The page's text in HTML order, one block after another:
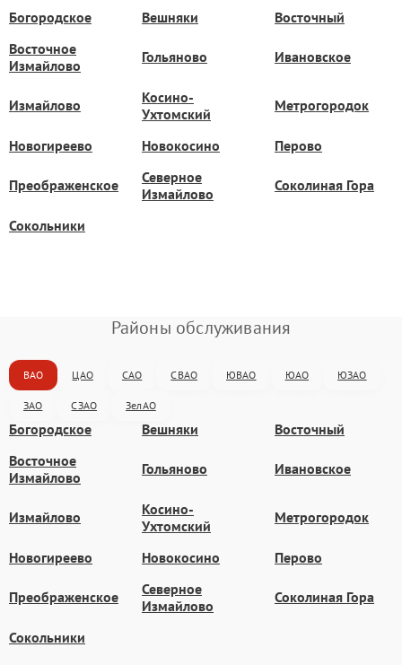
Богородское Вешняки
Восточный
Восточное
Измайлово
Гольяново Ивановское
Измайлово
Косино-
Ухтомский
Метрогородок
Новогиреево Новокосино Перово
Преображенское
Северное
Измайлово
Соколиная Гора
Сокольники
Районы обслуживания
ВАО ЦАО САО СВАО ЮВАО ЮАО ЮЗАО
ЗАО СЗАО ЗелАО
Богородское Вешняки
Восточный
Восточное
Измайлово
Гольяново Ивановское
Измайлово
Косино-
Ухтомский
Метрогородок
Новогиреево Новокосино Перово
Преображенское
Северное
Измайлово
Соколиная Гора
Сокольники